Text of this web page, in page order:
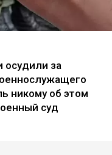
осудили за
никому об этом
суд